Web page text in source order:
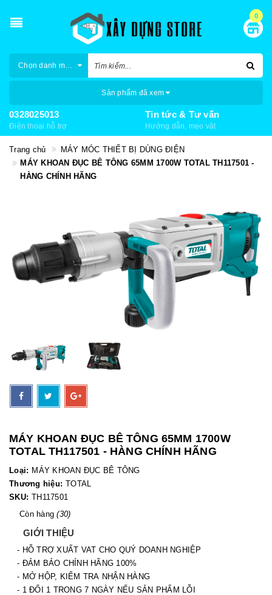
0
Chọn danh mục
Sản phẩm đã xem
0328025013
Điện thoại hỗ trợ
Tin tức & Tư vấn
Hướng dẫn, mẹo vặt
Trang chủ
MÁY MÓC THIẾT BỊ DÙNG ĐIỆN
MÁY KHOAN ĐỤC BÊ TÔNG 65MM 1700W TOTAL TH117501 -
HÀNG CHÍNH HÃNG
MÁY KHOAN ĐỤC BÊ TÔNG 65MM 1700W
TOTAL TH117501 - HÀNG CHÍNH HÃNG
Loại: MÁY KHOAN ĐỤC BÊ TÔNG
Thương hiệu: TOTAL
SKU: TH117501
Còn hàng(30)
GIỚI THIỆU
- HỖ TRỢ XUẤT VAT CHO QUÝ DOANH NGHIỆP
- ĐẢM BẢO CHÍNH HÃNG 100%
- MỞ HỘP, KIỂM TRA NHẬN HÀNG
- 1 ĐỔI 1 TRONG 7 NGÀY NẾU SẢN PHẨM LỖI